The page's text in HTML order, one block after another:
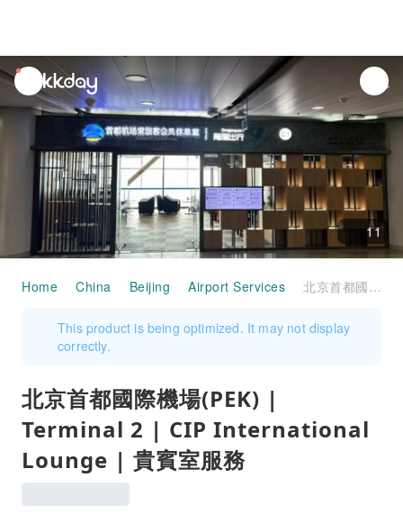
unread
notifications
11
Home China Beijing Airport Services 北京首都國際機場(PEK) | Terminal 2 | CIP International Lounge | 貴賓室服務
This product is being optimized. It may not display
correctly.
北京首都國際機場(PEK) |
Terminal 2 | CIP International
Lounge | 貴賓室服務